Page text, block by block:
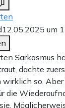
12.05.2025 um
Sarkasmus
dachte
so. Aber
die